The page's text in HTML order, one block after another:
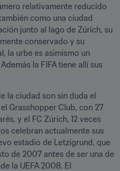
relativamente reducido
como una ciudad
junto al lago de Zúrich, su
conservado y su
la urbe es asimismo un
la FIFA tiene allí sus
la ciudad son sin duda el
Grasshopper Club, con 27
y el FC Zúrich, 12 veces
celebran actualmente sus
estadio de Letzigrund, que
de 2007 antes de ser una de
la UEFA 2008. El